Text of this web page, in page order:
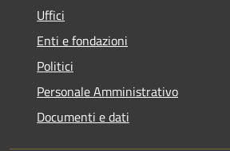
Uffici
Enti e fondazioni
Politici
Personale Amministrativo
Documenti e dati